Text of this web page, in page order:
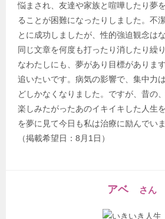
悩まされ、友達や家族と喧嘩したり夢
ることが困難になったりしました。不
とに成功しましたが、性的強迫観念は
同じ文章を何度も打ったり消したり繰
なわたしにも、夢があり目標がありま
追いたいです。病気の影響で、集中力
どしかなくなりました。ですが、昔の
楽しみたがったあのイキイキした人生
を夢に見て今日も私は治療に励んでいま
（掲載希望日：8月1日）
アベ さん